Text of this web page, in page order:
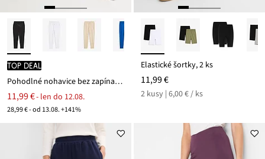
TOP DEAL
Pohodlné nohavice bez zapínania Punto di Roma
11,99 €- len do 12.08.
28,99 € - od 13.08. +141%
Elastické šortky, 2 ks
11,99 €
2 kusy | 6,00 € / ks